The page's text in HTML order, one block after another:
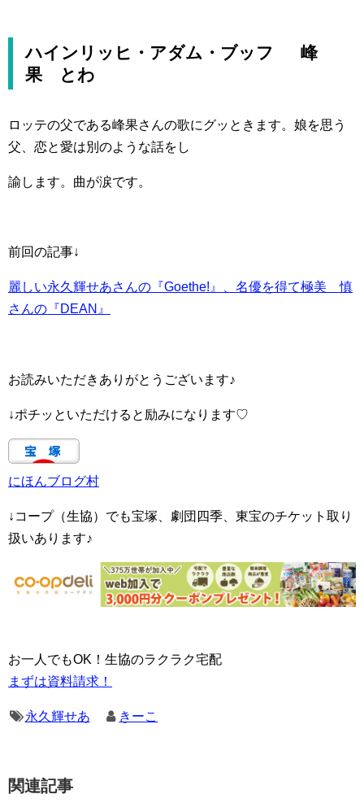
ハインリッヒ・アダム・ブッフ 峰
果 とわ
ロッテの父である峰果さんの歌にグッときます。娘を思う
父、恋と愛は別のような話をし
諭します。曲が涙です。
前回の記事↓
麗しい永久輝せあさんの『Goethe!』、名優を得て極美 慎
さんの『DEAN』
お読みいただきありがとうございます♪
↓ポチッといただけると励みになります♡
にほんブログ村
↓コープ（生協）でも宝塚、劇団四季、東宝のチケット取り
扱いあります♪
お一人でもOK！生協のラクラク宅配
まずは資料請求！
永久輝せあ きーこ
関連記事